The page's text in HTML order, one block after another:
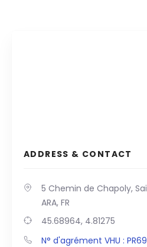
ADDRESS & CONTACT
5 Chemin de Chapoly,
ARA, FR
45.68964, 4.81275
N° d'agrément VHU :